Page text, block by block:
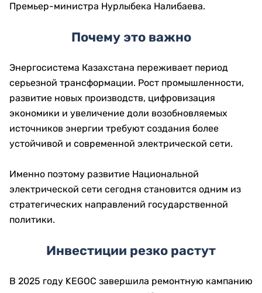
Премьер-министра Нурлыбека Налибаева.
Почему это важно
Энергосистема Казахстана переживает период
серьезной трансформации. Рост промышленности,
развитие новых производств, цифровизация
экономики и увеличение доли возобновляемых
источников энергии требуют создания более
устойчивой и современной электрической сети.
Именно поэтому развитие Национальной
электрической сети сегодня становится одним из
стратегических направлений государственной
политики.
Инвестиции резко растут
В 2025 году KEGOC завершила ремонтную кампанию